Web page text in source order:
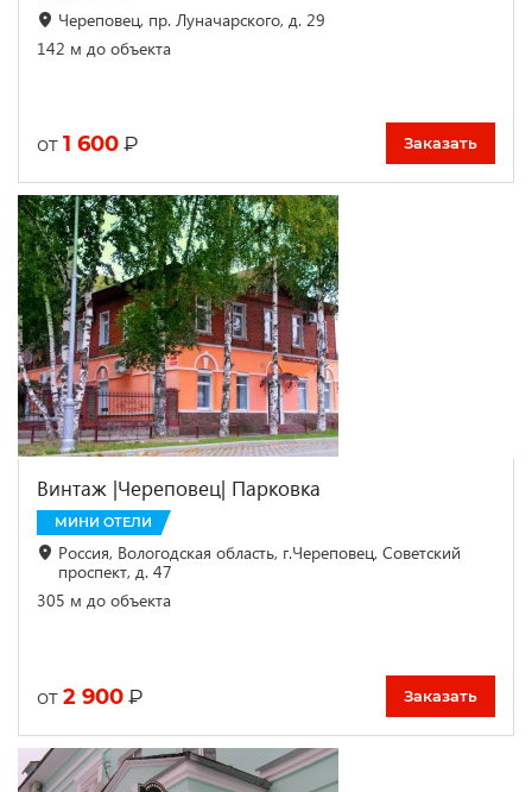
Череповец, пр. Луначарского, д. 29
142 м до объекта
от 1 600 ₽ Заказать
Винтаж |Череповец| Парковка
МИНИ ОТЕЛИ
Россия, Вологодская область, г.Череповец, Советский
проспект, д. 47
305 м до объекта
от 2 900 ₽ Заказать